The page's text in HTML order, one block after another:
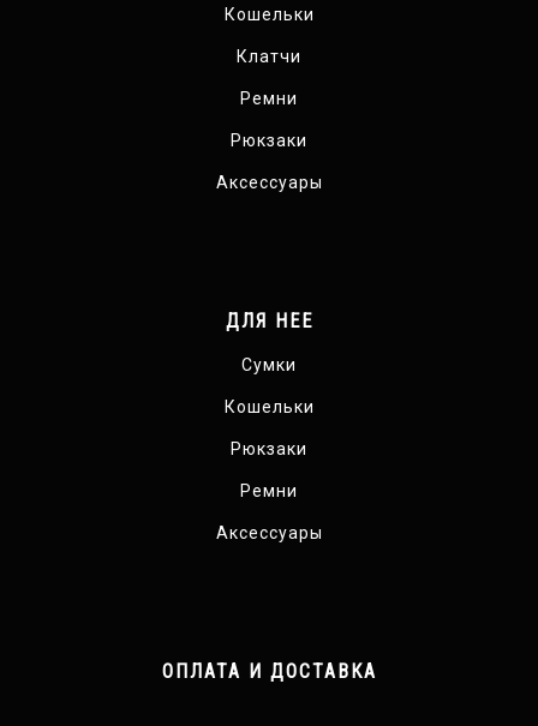
Кошельки
Клатчи
Ремни
Рюкзаки
Аксессуары
ДЛЯ НЕЕ
Сумки
Кошельки
Рюкзаки
Ремни
Аксессуары
ОПЛАТА И ДОСТАВКА